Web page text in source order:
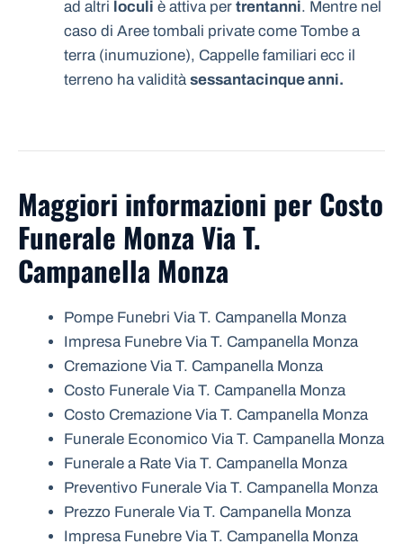
ad altri loculi è attiva per trentanni. Mentre nel
caso di Aree tombali private come Tombe a
terra (inumuzione), Cappelle familiari ecc il
terreno ha validità sessantacinque anni.
Maggiori informazioni per Costo
Funerale Monza Via T.
Campanella Monza
Pompe Funebri Via T. Campanella Monza
Impresa Funebre Via T. Campanella Monza
Cremazione Via T. Campanella Monza
Costo Funerale Via T. Campanella Monza
Costo Cremazione Via T. Campanella Monza
Funerale Economico Via T. Campanella Monza
Funerale a Rate Via T. Campanella Monza
Preventivo Funerale Via T. Campanella Monza
Prezzo Funerale Via T. Campanella Monza
Impresa Funebre Via T. Campanella Monza